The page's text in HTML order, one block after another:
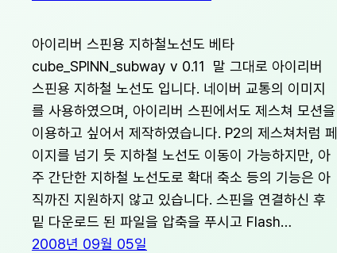
아이리버 스핀용 지하철노선도 베타
cube_SPINN_subway v 0.11 말 그대로 아이리버
스핀용 지하철 노선도 입니다. 네이버 교통의 이미지
를 사용하였으며, 아이리버 스핀에서도 제스쳐 모션을
이용하고 싶어서 제작하였습니다. P2의 제스쳐처럼 페
이지를 넘기 듯 지하철 노선도 이동이 가능하지만, 아
주 간단한 지하철 노선도로 확대 축소 등의 기능은 아
직까진 지원하지 않고 있습니다. 스핀을 연결하신 후
밑 다운로드 된 파일을 압축을 푸시고 Flash…
2008년 09월 05일